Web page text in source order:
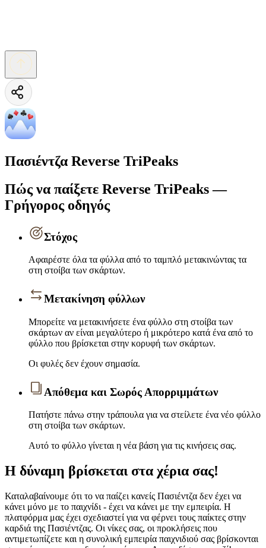
Πασιέντζα Reverse TriPeaks
Πώς να παίξετε Reverse TriPeaks —
Γρήγορος οδηγός
Στόχος
Αφαιρέστε όλα τα φύλλα από το ταμπλό μετακινώντας τα
στη στοίβα των σκάρτων.
Μετακίνηση φύλλων
Μπορείτε να μετακινήσετε ένα φύλλο στη στοίβα των
σκάρτων αν είναι μεγαλύτερο ή μικρότερο κατά ένα από το
φύλλο που βρίσκεται στην κορυφή των σκάρτων.
Οι φυλές δεν έχουν σημασία.
Απόθεμα και Σωρός Απορριμμάτων
Πατήστε πάνω στην τράπουλα για να στείλετε ένα νέο φύλλο
στη στοίβα των σκάρτων.
Αυτό το φύλλο γίνεται η νέα βάση για τις κινήσεις σας.
Η δύναμη βρίσκεται στα χέρια σας!
Καταλαβαίνουμε ότι το να παίζει κανείς Πασιέντζα δεν έχει να
κάνει μόνο με το παιχνίδι - έχει να κάνει με την εμπειρία. Η
πλατφόρμα μας έχει σχεδιαστεί για να φέρνει τους παίκτες στην
καρδιά της Πασιέντζας. Οι νίκες σας, οι προκλήσεις που
αντιμετωπίζετε και η συνολική εμπειρία παιχνιδιού σας βρίσκονται